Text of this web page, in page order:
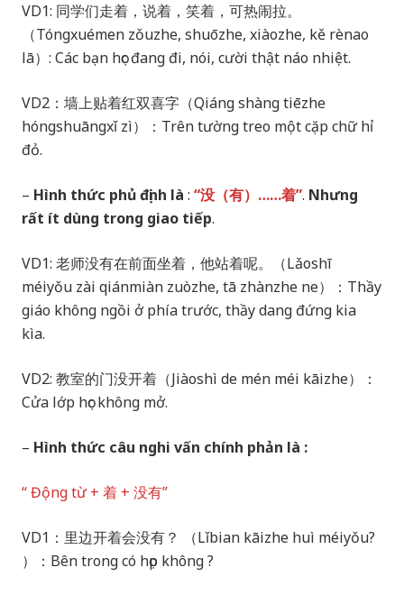
VD1: 同学们走着，说着，笑着，可热闹拉。
（Tóngxuémen zǒuzhe, shuōzhe, xiàozhe, kě rènao
lā）: Các bạn học đang đi, nói, cười thật náo nhiệt.
VD2：墙上贴着红双喜字（Qiáng shàng tiēzhe
hóngshuāngxǐ zì）：Trên tường treo một cặp chữ hỉ
đỏ.
– Hình thức phủ định là : “没（有）……着”. Nhưng
rất ít dùng trong giao tiếp.
VD1: 老师没有在前面坐着，他站着呢。（Lǎoshī
méiyǒu zài qiánmiàn zuòzhe, tā zhànzhe ne）：Thầy
giáo không ngồi ở phía trước, thầy dang đứng kia
kìa.
VD2: 教室的门没开着（Jiàoshì de mén méi kāizhe）：
Cửa lớp học không mở.
– Hình thức câu nghi vấn chính phản là :
“ Động từ + 着 + 没有”
VD1：里边开着会没有？ （Lǐbian kāizhe huì méiyǒu?
）：Bên trong có họp không ?